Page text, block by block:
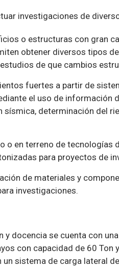
investigaciones de
o estructuras con gran
obtener diversos tipos
de que cambios
fuertes a partir de
el uso de información
sísmica, determinación del
o en terreno de
para proyectos de
de materiales y
investigaciones.
y docencia se cuenta con
con capacidad de 60
sistema de carga lateral